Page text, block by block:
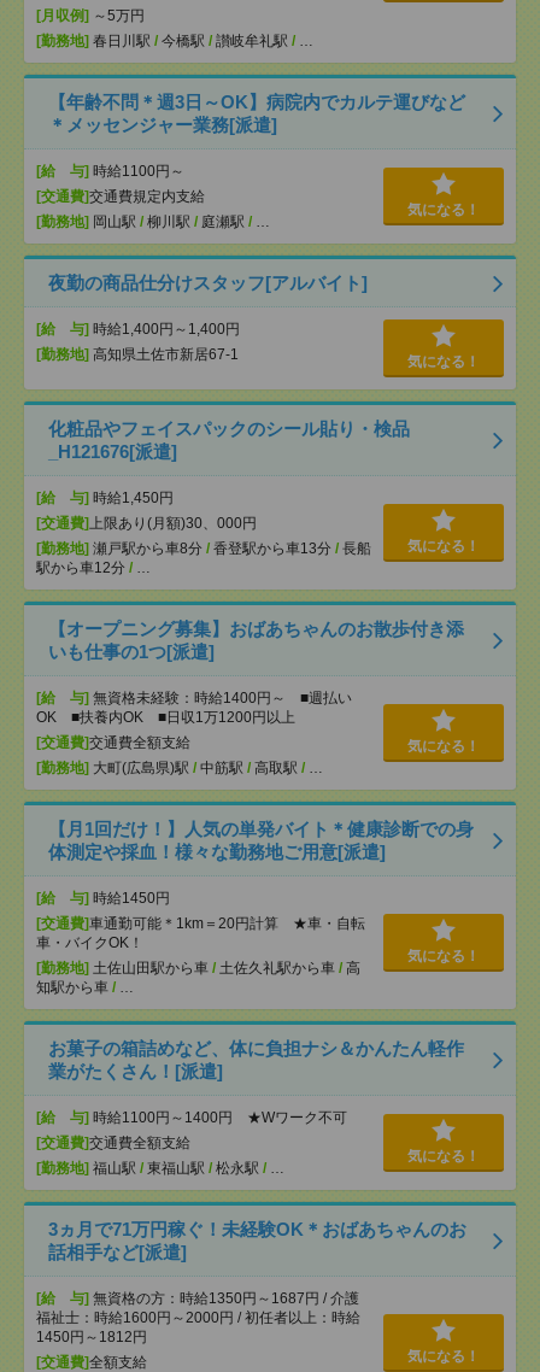
[月収例] ～5万円
[勤務地] 春日川駅 / 今橋駅 / 讃岐牟礼駅 / …
【年齢不問＊週3日～OK】病院内でカルテ運びなど
＊メッセンジャー業務[派遣]
[給 与] 時給1100円～
[交通費]交通費規定内支給
[勤務地] 岡山駅 / 柳川駅 / 庭瀬駅 / …
気になる！
夜勤の商品仕分けスタッフ[アルバイト]
[給 与] 時給1,400円～1,400円
[勤務地] 高知県土佐市新居67-1 気になる！
化粧品やフェイスパックのシール貼り・検品
_H121676[派遣]
[給 与] 時給1,450円
[交通費] 上限あり(月額)30、000円
[勤務地] 瀬戸駅から車8分 / 香登駅から車13分 / 長船
駅から車12分 / …
気になる！
【オープニング募集】おばあちゃんのお散歩付き添
いも仕事の1つ[派遣]
[給 与] 無資格未経験：時給1400円～ ■週払い
OK ■扶養内OK ■日収1万1200円以上
[交通費]交通費全額支給
[勤務地] 大町(広島県)駅 / 中筋駅 / 高取駅 / …
気になる！
【月1回だけ！】人気の単発バイト＊健康診断での身
体測定や採血！様々な勤務地ご用意[派遣]
[給 与] 時給1450円
[交通費]車通勤可能＊1km＝20円計算 ★車・自転
車・バイクOK！
[勤務地] 土佐山田駅から車 / 土佐久礼駅から車 / 高
知駅から車 / …
気になる！
お菓子の箱詰めなど、体に負担ナシ＆かんたん軽作
業がたくさん！[派遣]
[給 与] 時給1100円～1400円 ★Wワーク不可
[交通費]交通費全額支給
[勤務地] 福山駅 / 東福山駅 / 松永駅 / …
気になる！
3ヵ月で71万円稼ぐ！未経験OK＊おばあちゃんのお
話相手など[派遣]
[給 与] 無資格の方：時給1350円～1687円 / 介護
福祉士：時給1600円～2000円 / 初任者以上：時給
1450円～1812円
[交通費]全額支給
気になる！